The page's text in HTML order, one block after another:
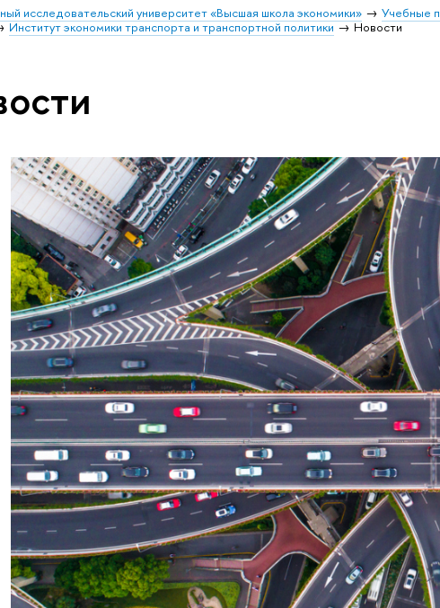
исследовательский университет «Высшая школа экономики» Учебные
Институт экономики транспорта и транспортной политики Новости